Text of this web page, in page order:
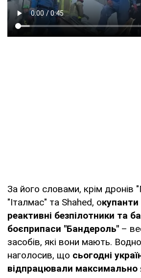
За його словами, крім дронів
"Італмас" та Shahed, о
реактивні безпілотники та
боєприпаси "Бандероль" –
засобів, які вони мають.
наголосив, що сьогодні
відпрацювали максимально